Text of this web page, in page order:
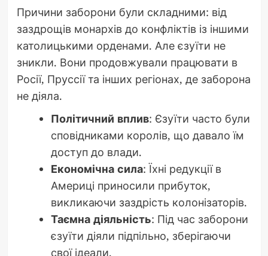
Причини заборони були складними: від
заздрощів монархів до конфліктів із іншими
католицькими орденами. Але єзуїти не
зникли. Вони продовжували працювати в
Росії, Пруссії та інших регіонах, де заборона
не діяла.
Політичний вплив: Єзуїти часто були
сповідниками королів, що давало їм
доступ до влади.
Економічна сила: Їхні редукції в
Америці приносили прибуток,
викликаючи заздрість колонізаторів.
Таємна діяльність: Під час заборони
єзуїти діяли підпільно, зберігаючи
свої ідеали.